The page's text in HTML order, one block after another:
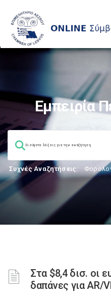
Εμπειρία
Συχνές Αναζητήσεις:
Στα $8,4 δισ. οι
δαπάνες για AR/